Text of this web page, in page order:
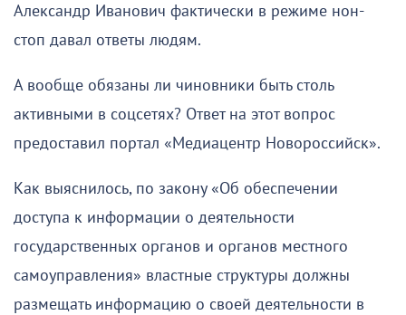
Александр Иванович фактически в режиме нон-
стоп давал ответы людям.
А вообще обязаны ли чиновники быть столь
активными в соцсетях? Ответ на этот вопрос
предоставил портал «Медиацентр Новороссийск».
Как выяснилось, по закону «Об обеспечении
доступа к информации о деятельности
государственных органов и органов местного
самоуправления» властные структуры должны
размещать информацию о своей деятельности в